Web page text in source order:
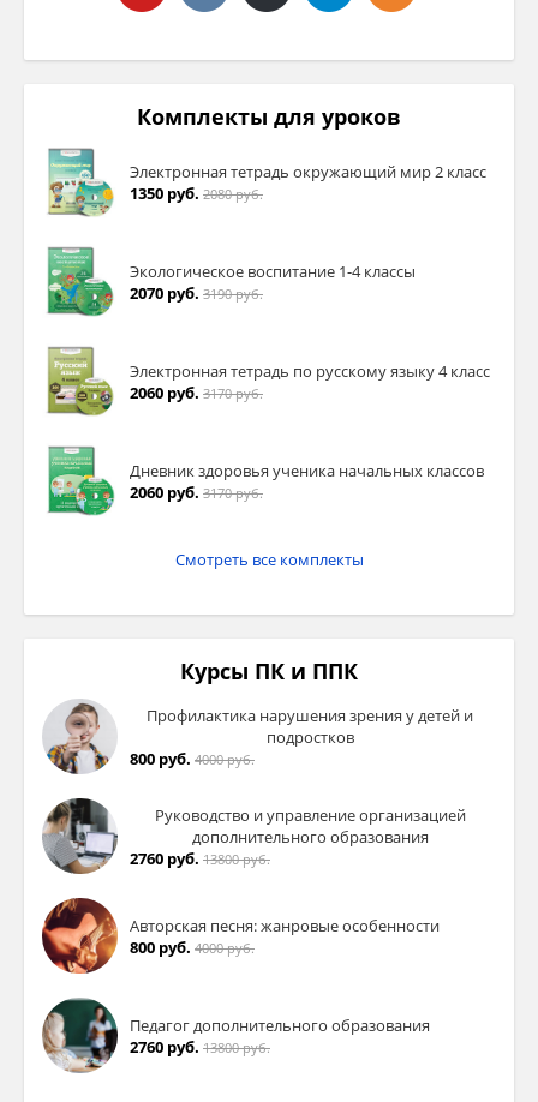
Комплекты для уроков
Электронная тетрадь окружающий мир 2 класс
1350 руб. 2080 руб.
Экологическое воспитание 1-4 классы
2070 руб. 3190 руб.
Электронная тетрадь по русскому языку 4 класс
2060 руб. 3170 руб.
Дневник здоровья ученика начальных классов
2060 руб. 3170 руб.
Смотреть все комплекты
Курсы ПК и ППК
Профилактика нарушения зрения у детей и
подростков
800 руб. 4000 руб.
Руководство и управление организацией
дополнительного образования
2760 руб. 13800 руб.
Авторская песня: жанровые особенности
800 руб. 4000 руб.
Педагог дополнительного образования
2760 руб. 13800 руб.